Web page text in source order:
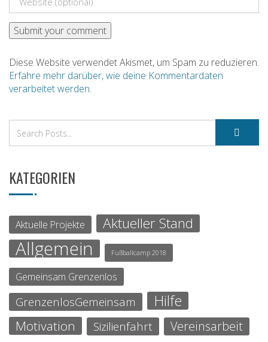
Diese Website verwendet Akismet, um Spam zu reduzieren.
Erfahre mehr darüber, wie deine Kommentardaten
verarbeitet werden.
KATEGORIEN
Aktuelle Projekte Aktueller Stand
Allgemein Fußballcamp 2018
Gemeinsam Grenzenlos
GrenzenlosGemeinsam Hilfe
Motivation Sizilienfahrt Vereinsarbeit